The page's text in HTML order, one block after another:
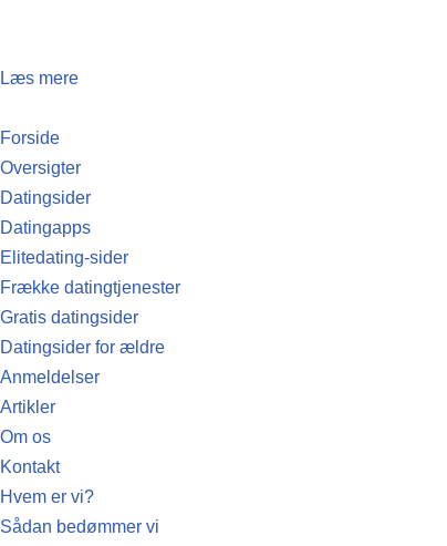
Læs mere
Forside
Oversigter
Datingsider
Datingapps
Elitedating-sider
Frække datingtjenester
Gratis datingsider
Datingsider for ældre
Anmeldelser
Artikler
Om os
Kontakt
Hvem er vi?
Sådan bedømmer vi